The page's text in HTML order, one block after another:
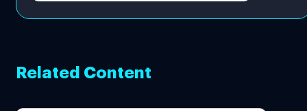
Related Content